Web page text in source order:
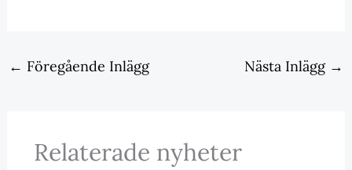
← Föregående Inlägg Nästa Inlägg →
Relaterade nyheter